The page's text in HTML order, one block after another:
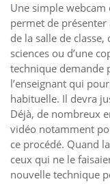
Une simple webcam
permet de
de la salle de classe,
sciences ou d’une
technique demande
l’enseignant qui
habituelle. Il devra
Déjà, de nombreux
vidéo notamment
ce procédé. Quand
ceux qui ne le
nouvelle technique